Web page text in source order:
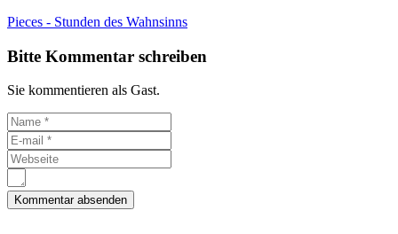
Pieces - Stunden des Wahnsinns
Bitte Kommentar schreiben
Sie kommentieren als Gast.